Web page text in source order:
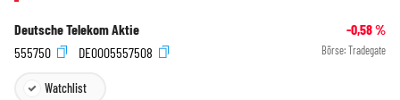
Deutsche Telekom Aktie -0,58%
555750
DE0005557508 Börse: Tradegate
Watchlist